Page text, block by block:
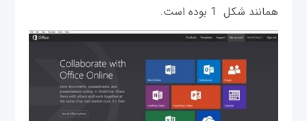
همانند شکل 1 بوده است.